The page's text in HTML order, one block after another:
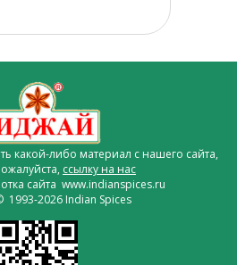
какой-либо материал с нашего сайта,
ссылку на нас
сайта www.indianspices.ru
1993-2026 Indian Spices